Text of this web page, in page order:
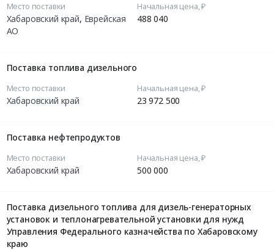
Место поставки
Хабаровский край, Еврейская
АО
Начальная цена, ₽
488 040
Поставка топлива дизельного
Место поставки
Хабаровский край
Начальная цена, ₽
23 972 500
Поставка нефтепродуктов
Место поставки
Хабаровский край
Начальная цена, ₽
500 000
Поставка дизельного топлива для дизель-генераторных
установок и теплонагревательной установки для нужд
Управления Федерального казначейства по Хабаровскому
краю